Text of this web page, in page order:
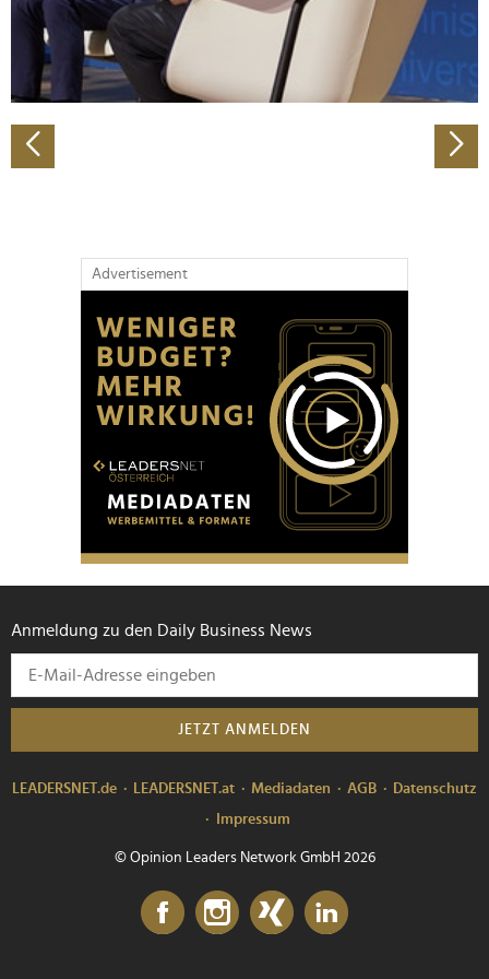
personalisieren, Funktionen für soziale Medien anbieten
zu können und die Zugriffe auf unsere Website zu
analysieren. Außerdem geben wir Informationen zu Ihrer
Verwendung unserer Website an unsere Partner für
Partner führen diese Informationen möglicherweise mit
weiteren Daten zusammen, die Sie ihnen bereitgestellt
Advertisement
Anmeldung zu den Daily Business News
JETZT ANMELDEN
LEADERSNET.de LEADERSNET.at Mediadaten AGB
Datenschutz
Impressum
© Opinion Leaders Network GmbH 2026